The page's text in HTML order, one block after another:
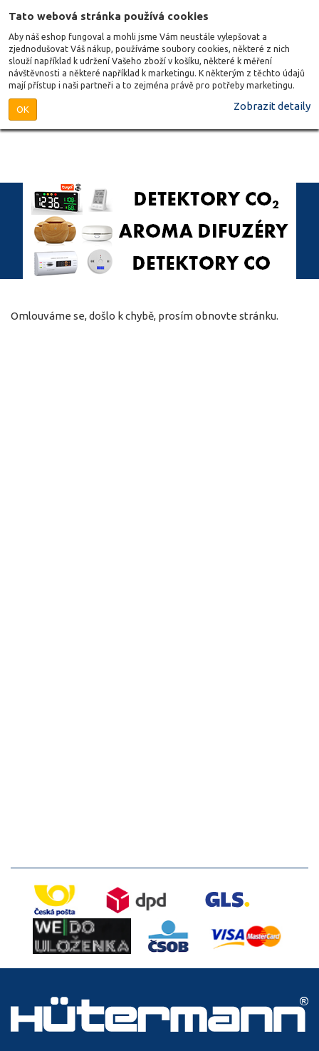
Tato webová stránka používá cookies
Aby náš eshop fungoval a mohli jsme Vám neustále vylepšovat a
zjednodušovat Váš nákup, používáme soubory cookies, některé z nich
slouží například k udržení Vašeho zboží v košíku, některé k měření
návštěvnosti a některé například k marketingu. K některým z těchto údajů
mají přístup i naši partneři a to zejména právě pro potřeby marketingu.
OK Zobrazit detaily
Omlouváme se, došlo k chybě, prosím obnovte stránku.